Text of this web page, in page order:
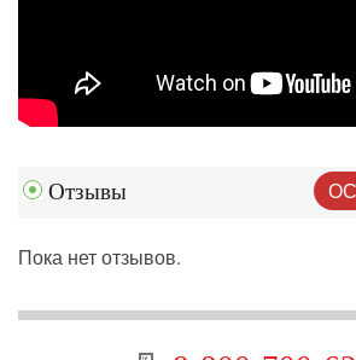
Отзывы
Пока нет отзывов.